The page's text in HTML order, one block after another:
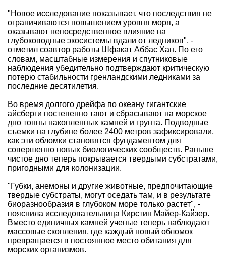
"Новое исследование показывает, что последствия не
ограничиваются повышением уровня моря, а
оказывают непосредственное влияние на
глубоководные экосистемы вдали от ледников", -
отметил соавтор работы Шфакат Аббас Хан. По его
словам, масштабные измерения и спутниковые
наблюдения убедительно подтверждают критическую
потерю стабильности гренландскими ледниками за
последние десятилетия.
Во время долгого дрейфа по океану гигантские
айсберги постепенно тают и сбрасывают на морское
дно тонны накопленных камней и грунта. Подводные
съемки на глубине более 2400 метров зафиксировали,
как эти обломки становятся фундаментом для
совершенно новых биологических сообществ. Раньше
чистое дно теперь покрывается твердыми субстратами,
пригодными для колонизации.
"Губки, анемоны и другие животные, предпочитающие
твердые субстраты, могут оседать там, и в результате
биоразнообразия в глубоком море только растет", -
пояснила исследовательница Кирстин Майер-Кайзер.
Вместо единичных камней ученые теперь наблюдают
массовые скопления, где каждый новый обломок
превращается в постоянное место обитания для
морских организмов.